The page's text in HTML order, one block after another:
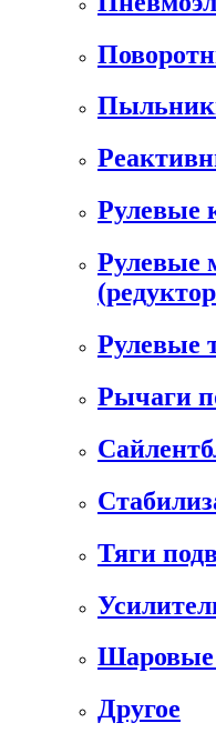
Рулевые
Рулевые
Рулевые
Рычаги
Тяги
Шаровые
Другое